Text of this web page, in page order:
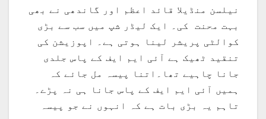
نیلسن منڈیلا قائد اعظم اور گاندھی نے بھی
بہت محنت کی۔ ایک لیڈر شپ میں سب سے بڑی
کوالٹی پریشر لینا ہوتی ہے۔ اپوزیشن کی
تنقید ٹھیک ہے آئی ایم ایف کے پاس جلدی
جانا چاہیے تھا۔اتنا پیسہ مل جائے کہ
ہمیں آئی ایم ایف کے پاس جانا ہی نہ پڑے۔
تاہم یہ بڑی بات ہے کہ انہوں نے جو پیسہ